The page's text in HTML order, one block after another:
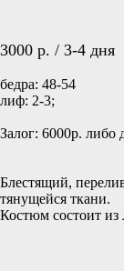
3000 р. / 3-4 дня
бедра: 48-54
лиф: 2-3;
Залог: 6000р. либо
Блестящий,
тянущейся ткани.
Костюм состоит